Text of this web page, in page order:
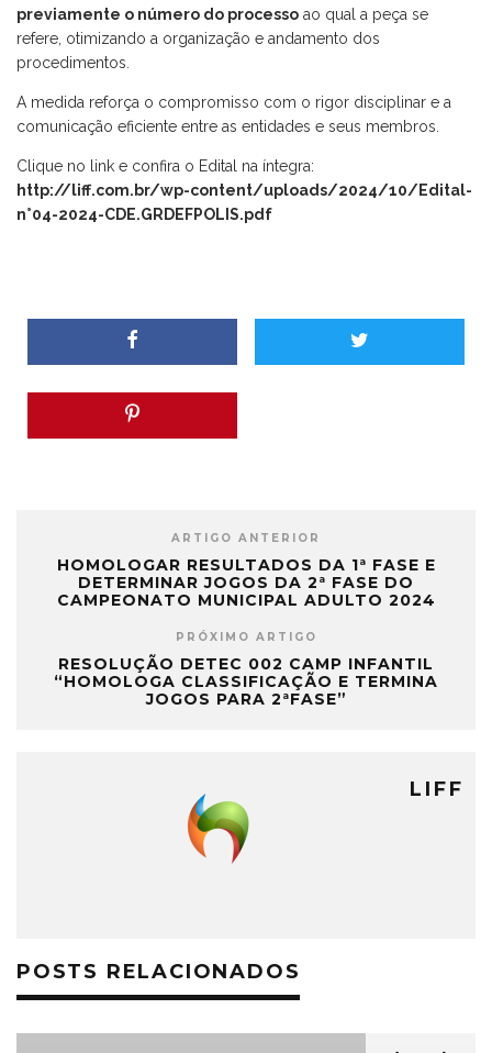
previamente o número do processo ao qual a peça se
refere, otimizando a organização e andamento dos
procedimentos.
A medida reforça o compromisso com o rigor disciplinar e a
comunicação eficiente entre as entidades e seus membros.
Clique no link e confira o Edital na íntegra:
http://liff.com.br/wp-content/uploads/2024/10/Edital-
n°04-2024-CDE.GRDEFPOLIS.pdf
ARTIGO ANTERIOR
HOMOLOGAR RESULTADOS DA 1ª FASE E
DETERMINAR JOGOS DA 2ª FASE DO
CAMPEONATO MUNICIPAL ADULTO 2024
PRÓXIMO ARTIGO
RESOLUÇÃO DETEC 002 CAMP INFANTIL
“HOMOLOGA CLASSIFICAÇÃO E TERMINA
JOGOS PARA 2ªFASE”
LIFF
POSTS RELACIONADOS